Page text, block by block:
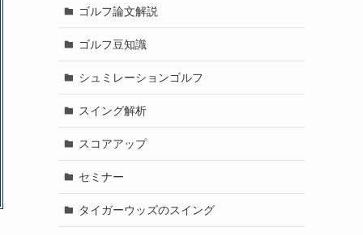
ゴルフ論文解説
ゴルフ豆知識
シュミレーションゴルフ
スイング解析
スコアアップ
セミナー
タイガーウッズのスイング